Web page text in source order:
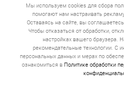
автомастерскую и вам
покупку подъемников, то
микрозайм под 0% на
вы будете вынуждены
огромной надбавкой.
Договор. В законе
полная стоимость
понятным шрифтом в
первой страницы. Это
займа, которая включает
Мы используем cookies для сбора
помогают нам настраивать
Оставаясь на сайте, вы
Чтобы отказаться от обработки,
настройках вашего браузера.
рекомендательные технологии. С
персональных данных и мерах по
ознакомиться в Политике обработки